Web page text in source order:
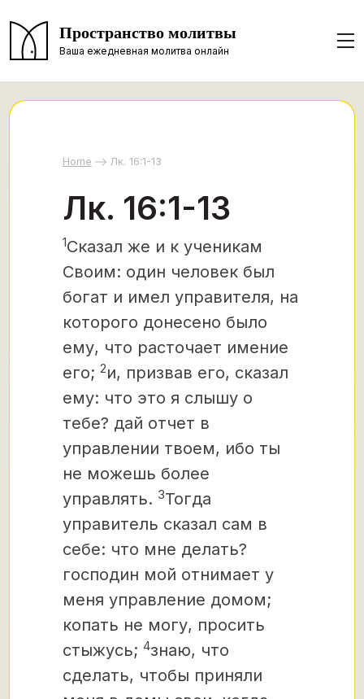
Пространство молитвы
Ваша ежедневная молитва онлайн
Home Лк. 16:1-13
Лк. 16:1-13
1Сказал же и к ученикам
Своим: один человек был
богат и имел управителя, на
которого донесено было
ему, что расточает имение
его; 2и, призвав его, сказал
ему: что это я слышу о
тебе? дай отчет в
управлении твоем, ибо ты
не можешь более
управлять. 3Тогда
управитель сказал сам в
себе: что мне делать?
господин мой отнимает у
меня управление домом;
копать не могу, просить
стыжусь; 4знаю, что
сделать, чтобы приняли